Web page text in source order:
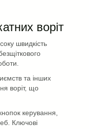
воріт
швидкість
та інших
воріт, що
керування,
Ключові